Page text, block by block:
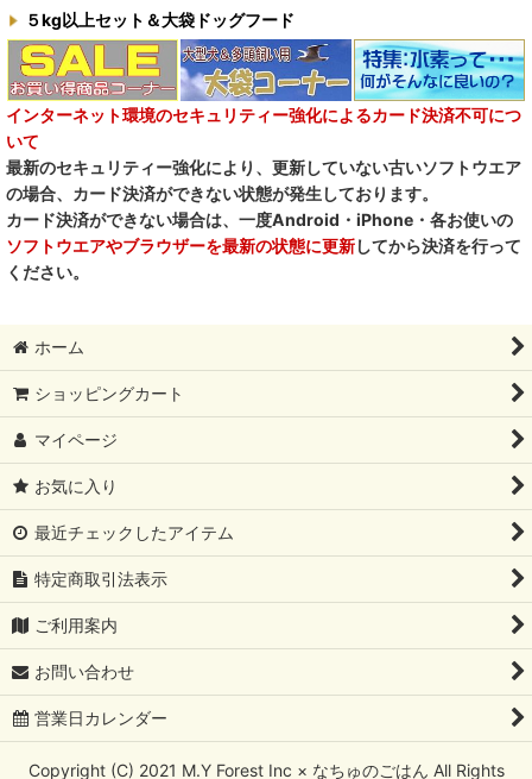
５kg以上セット＆大袋ドッグフード
インターネット環境のセキュリティー強化によるカード決済不可につ
いて
最新のセキュリティー強化により、更新していない古いソフトウエア
の場合、カード決済ができない状態が発生しております。
カード決済ができない場合は、一度Android・iPhone・各お使いの
ソフトウエアやブラウザーを最新の状態に更新してから決済を行って
ください。
ホーム
ショッピングカート
マイページ
お気に入り
最近チェックしたアイテム
特定商取引法表示
ご利用案内
お問い合わせ
営業日カレンダー
Copyright (C) 2021 M.Y Forest Inc × なちゅのごはん All Rights